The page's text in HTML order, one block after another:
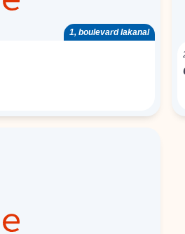
1, boulevard lakanal